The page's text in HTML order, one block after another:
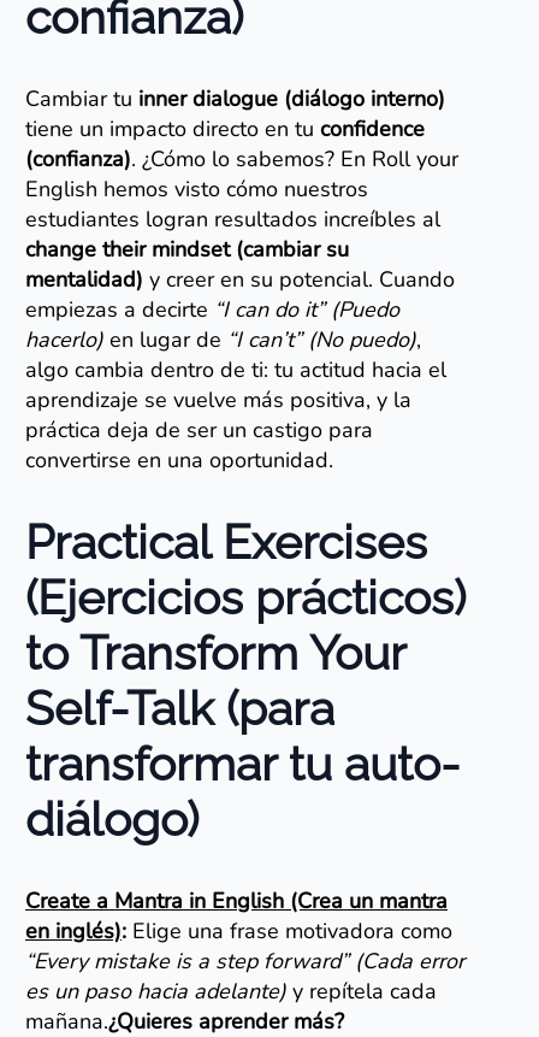
confianza)
Cambiar tu inner dialogue (diálogo interno)
tiene un impacto directo en tu confidence
(confianza). ¿Cómo lo sabemos? En Roll your
English hemos visto cómo nuestros
estudiantes logran resultados increíbles al
change their mindset (cambiar su
mentalidad) y creer en su potencial. Cuando
empiezas a decirte “I can do it” (Puedo
hacerlo) en lugar de “I can’t” (No puedo),
algo cambia dentro de ti: tu actitud hacia el
aprendizaje se vuelve más positiva, y la
práctica deja de ser un castigo para
convertirse en una oportunidad.
Practical Exercises
(Ejercicios prácticos)
to Transform Your
Self-Talk (para
transformar tu auto-
diálogo)
Create a Mantra in English (Crea un mantra
en inglés): Elige una frase motivadora como
“Every mistake is a step forward” (Cada error
es un paso hacia adelante) y repítela cada
mañana.¿Quieres aprender más?